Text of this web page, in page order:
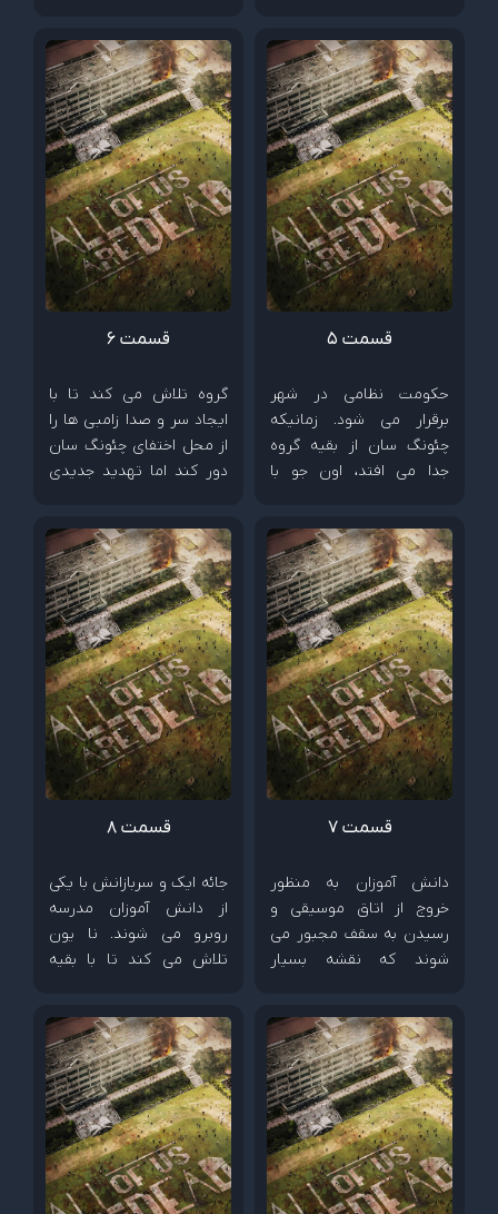
در کل شهر پخش می شود
و...
اطلاعاتی حیاتی در اختیار
کارآگاه سونگ جائه ایک قرار
می دهد و...
قسمت ۵
حکومت نظامی در شهر
برقرار می شود. زمانیکه
چئونگ سان از بقیه گروه
جدا می افتد، اون جو با
قسمت ۶
گروه تلاش می کند تا با
ایجاد سر و صدا زامبی ها را
از محل اختفای چئونگ سان
دور کند اما تهدید جدیدی
کند و...
قسمت ۷
دانش آموزان به منظور
خروج از اتاق موسیقی و
رسیدن به سقف مجبور می
شوند که نقشه بسیار
جدی مواجه می شود و...
قسمت ۸
جائه ایک و سربازانش با یکی
از دانش آموزان مدرسه
روبرو می شوند. نا یون
تلاش می کند تا با بقیه